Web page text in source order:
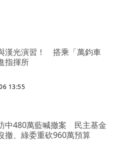
漢光演習！ 搭乘「萬鈞車
指揮所
13:55
中480萬藍喊撤案 民主基金
撤、綠委重砍960萬預算